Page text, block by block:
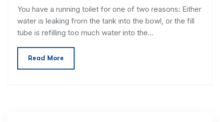
You have a running toilet for one of two reasons: Either
water is leaking from the tank into the bowl, or the fill
tube is refilling too much water into the…
Read More